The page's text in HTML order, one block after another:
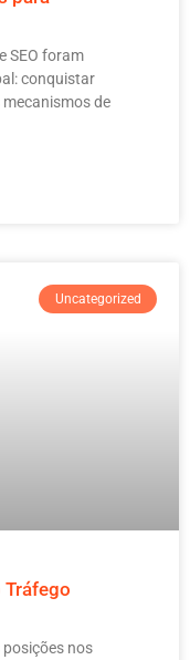
SEO foram
conquistar
de
Uncategorized
Tráfego
nos